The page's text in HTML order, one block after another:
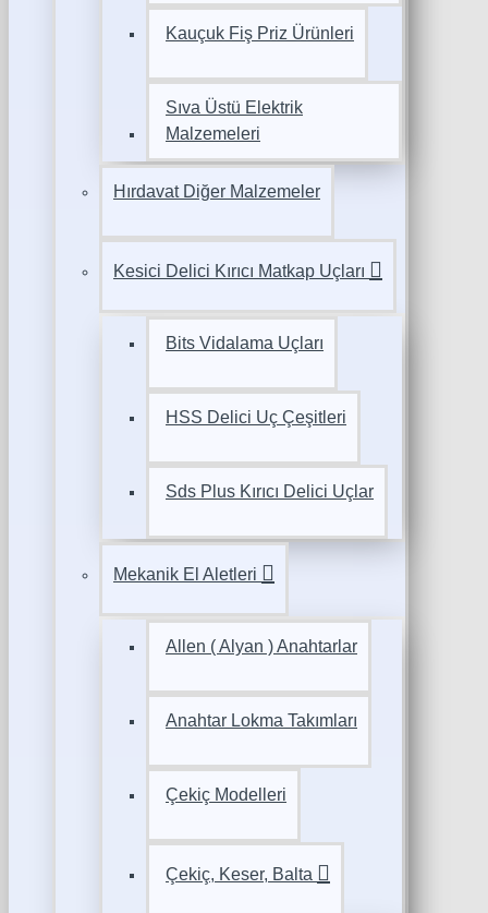
Kauçuk Fiş Priz Ürünleri
Sıva Üstü Elektrik
Malzemeleri
Hırdavat Diğer Malzemeler
Kesici Delici Kırıcı Matkap Uçları
Bits Vidalama Uçları
HSS Delici Uç Çeşitleri
Sds Plus Kırıcı Delici Uçlar
Mekanik El Aletleri
Allen ( Alyan ) Anahtarlar
Anahtar Lokma Takımları
Çekiç Modelleri
Çekiç, Keser, Balta